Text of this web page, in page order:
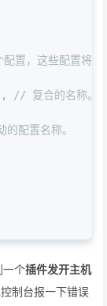
置，这些配置将一
,
// 复合的名称。
配置名称。
一个插件发开主机
制台报一下错误